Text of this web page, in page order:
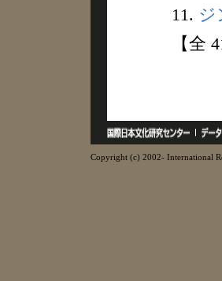
11. ジ
【全
Copyright (c) 2002- International